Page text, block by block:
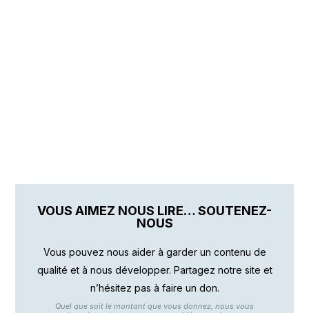
VOUS AIMEZ NOUS LIRE… SOUTENEZ-
NOUS
Vous pouvez nous aider à garder un contenu de
qualité et à nous développer. Partagez notre site et
n’hésitez pas à faire un don.
Quel que soit le montant que vous donnez, nous vous